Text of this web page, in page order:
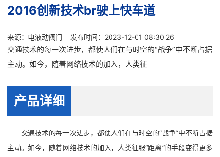
2016创新技术br驶上快车道
来源： 电液动阀门 发布时间：2023-12-01 08:30:26
交通技术的每一次进步，都使人们在与时空的“战争”中不断占据
主动。如今，随着网络技术的加入，人类征
产品详细
交通技术的每一次进步，都使人们在与时空的“战争”中不断占据
主动。如今，随着网络技术的加入，人类征服“距离”的手段变得更多